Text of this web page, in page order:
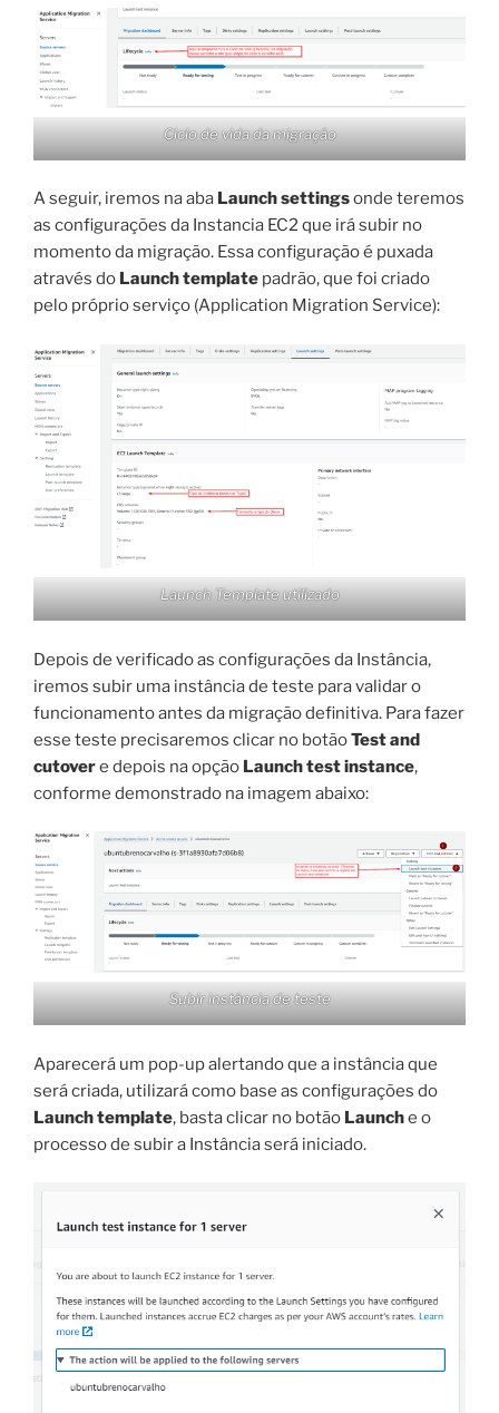
Ciclo de vida da migração
A seguir, iremos na aba Launch settingsonde teremos
as configurações da Instancia EC2 que irá subir no
momento da migração. Essa configuração é puxada
através do Launch template padrão, que foi criado
pelo próprio serviço (Application Migration Service):
Launch Template utilizado
Depois de verificado as configurações da Instância,
iremos subir uma instância de teste para validar o
funcionamento antes da migração definitiva. Para fazer
esse teste precisaremos clicar no botãoTest and
cutovere depois na opção Launch test instance,
conforme demonstrado na imagem abaixo:
Subir instância de teste
Aparecerá um pop-up alertando que a instância que
será criada, utilizará como base as configurações do
Launch template, basta clicar no botão Launche o
processo de subir a Instância será iniciado.